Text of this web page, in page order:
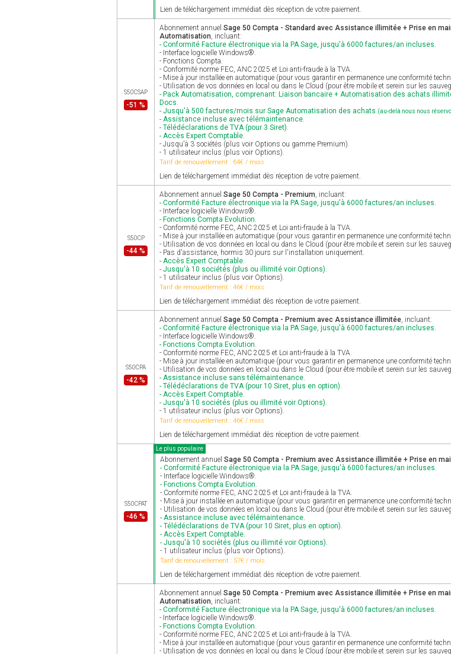
Lien de téléchargement immédiat dès réception de votre paiement.
S50CSAP
-51 %
Abonnement annuel Sage 50 Compta - Standard avec Assistance illimitée + Prise en
Automatisation, incluant:
- Conformité Facture électronique via la PA Sage, jusqu'à 6000 factures/an incluses.
- Interface logicielle Windows®.
- Fonctions Compta.
- Conformité norme FEC, ANC 2025 et Loi anti-fraude à la TVA.
- Mise à jour installée en automatique (pour vous garantir en permanence une conformité
- Utilisation de vos données en local ou dans le Cloud (pour être mobile et serein sur les
- Pack Automatisation, comprenant: Liaison bancaire + Automatisation des achats
Docs.
- Jusqu'à 500 factures/mois sur Sage Automatisation des achats (au-delà nous nous
- Assistance incluse avec télémaintenance.
- Télédéclarations de TVA (pour 3 Siret).
- Accès Expert Comptable.
- Jusqu'à 3 sociétés (plus voir Options ou gamme Premium).
- 1 utilisateur inclus (plus voir Options).
Tarif de renouvellement : 64€ / mois
Lien de téléchargement immédiat dès réception de votre paiement.
S50CP
-44 %
Abonnement annuel Sage 50 Compta - Premium, incluant:
- Conformité Facture électronique via la PA Sage, jusqu'à 6000 factures/an incluses.
- Interface logicielle Windows®.
- Fonctions Compta Evolution.
- Conformité norme FEC, ANC 2025 et Loi anti-fraude à la TVA.
- Mise à jour installée en automatique (pour vous garantir en permanence une conformité
- Utilisation de vos données en local ou dans le Cloud (pour être mobile et serein sur les
- Pas d'assistance, hormis 30 jours sur l'installation uniquement.
- Accès Expert Comptable.
- Jusqu'à 10 sociétés (plus ou illimité voir Options).
- 1 utilisateur inclus (plus voir Options).
Tarif de renouvellement : 46€ / mois
Lien de téléchargement immédiat dès réception de votre paiement.
S50CPA
-42 %
Abonnement annuel Sage 50 Compta - Premium avec Assistance illimitée, incluant:
- Conformité Facture électronique via la PA Sage, jusqu'à 6000 factures/an incluses.
- Interface logicielle Windows®.
- Fonctions Compta Evolution.
- Conformité norme FEC, ANC 2025 et Loi anti-fraude à la TVA.
- Mise à jour installée en automatique (pour vous garantir en permanence une conformité
- Utilisation de vos données en local ou dans le Cloud (pour être mobile et serein sur les
- Assistance incluse sans télémaintenance.
- Télédéclarations de TVA (pour 10 Siret, plus en option).
- Accès Expert Comptable.
- Jusqu'à 10 sociétés (plus ou illimité voir Options).
- 1 utilisateur inclus (plus voir Options).
Tarif de renouvellement : 46€ / mois
Lien de téléchargement immédiat dès réception de votre paiement.
S50CPAT
-46 %
Le plus populaire
Abonnement annuel Sage 50 Compta - Premium avec Assistance illimitée + Prise en
- Conformité Facture électronique via la PA Sage, jusqu'à 6000 factures/an incluses.
- Interface logicielle Windows®.
- Fonctions Compta Evolution.
- Conformité norme FEC, ANC 2025 et Loi anti-fraude à la TVA.
- Mise à jour installée en automatique (pour vous garantir en permanence une conformité
- Utilisation de vos données en local ou dans le Cloud (pour être mobile et serein sur les
- Assistance incluse avec télémaintenance.
- Télédéclarations de TVA (pour 10 Siret, plus en option).
- Accès Expert Comptable.
- Jusqu'à 10 sociétés (plus ou illimité voir Options).
- 1 utilisateur inclus (plus voir Options).
Tarif de renouvellement : 57€ / mois
Lien de téléchargement immédiat dès réception de votre paiement.
Abonnement annuel Sage 50 Compta - Premium avec Assistance illimitée + Prise en
Automatisation, incluant:
- Conformité Facture électronique via la PA Sage, jusqu'à 6000 factures/an incluses.
- Interface logicielle Windows®.
- Fonctions Compta Evolution.
- Conformité norme FEC, ANC 2025 et Loi anti-fraude à la TVA.
- Mise à jour installée en automatique (pour vous garantir en permanence une conformité
- Utilisation de vos données en local ou dans le Cloud (pour être mobile et serein sur les